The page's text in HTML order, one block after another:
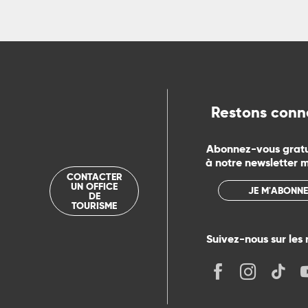
CONTACTER
UN OFFICE
DE
TOURISME
Restons
Abonnez-vous
à notre newsletter
JE M'ABONNE
Suivez-nous sur les